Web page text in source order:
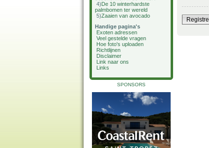
4)De 10 winterhardste
palmbomen ter wereld
5)Zaaien van avocado
Handige pagina's
Exoten adressen
Veel gestelde vragen
Hoe foto's uploaden
Richtlijnen
Disclaimer
Link naar ons
Links
SPONSORS